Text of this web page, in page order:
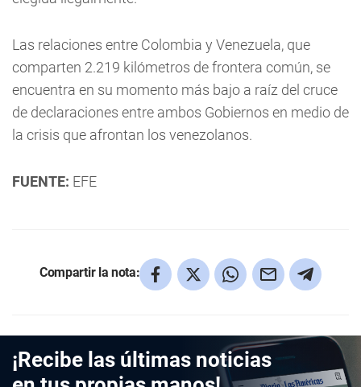
Las relaciones entre Colombia y Venezuela, que
comparten 2.219 kilómetros de frontera común, se
encuentra en su momento más bajo a raíz del cruce
de declaraciones entre ambos Gobiernos en medio de
la crisis que afrontan los venezolanos.
FUENTE: EFE
Compartir la nota:
¡Recibe las últimas noticias